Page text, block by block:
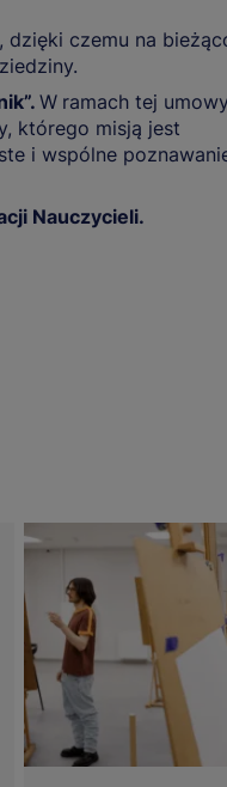
, dzięki czemu na
W ramach tej umowy
którego misją jest
i wspólne
Nauczycieli.